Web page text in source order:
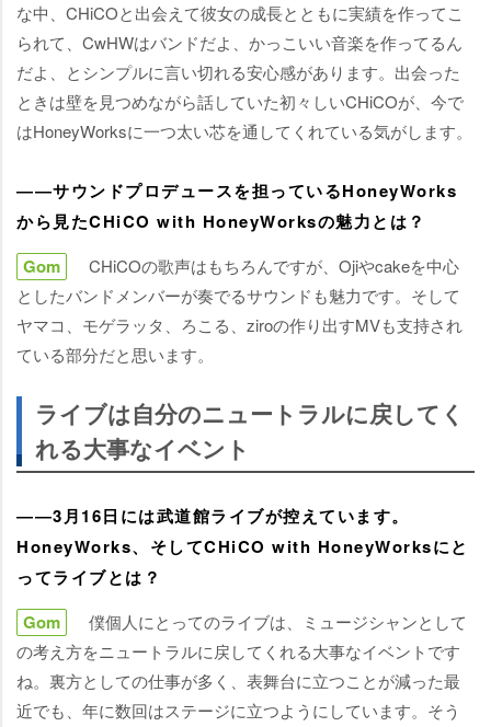
な中、CHiCOと出会えて彼女の成長とともに実績を作ってこ
られて、CwHWはバンドだよ、かっこいい音楽を作ってるん
だよ、とシンプルに言い切れる安心感があります。出会った
ときは壁を見つめながら話していた初々しいCHiCOが、今で
はHoneyWorksに一つ太い芯を通してくれている気がします。
――サウンドプロデュースを担っているHoneyWorks
から見たCHiCO with HoneyWorksの魅力とは？
Gom
CHiCOの歌声はもちろんですが、Ojiやcakeを中心
としたバンドメンバーが奏でるサウンドも魅力です。そして
ヤマコ、モゲラッタ、ろこる、ziroの作り出すMVも支持され
ている部分だと思います。
ライブは自分のニュートラルに戻してく
れる大事なイベント
――3月16日には武道館ライブが控えています。
HoneyWorks、そしてCHiCO with HoneyWorksにと
ってライブとは？
Gom
僕個人にとってのライブは、ミュージシャンとして
の考え方をニュートラルに戻してくれる大事なイベントです
ね。裏方としての仕事が多く、表舞台に立つことが減った最
近でも、年に数回はステージに立つようにしています。そう